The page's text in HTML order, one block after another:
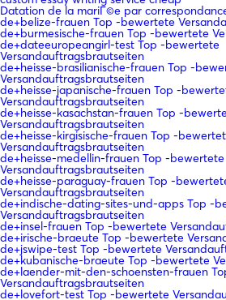
Datation de la mariГ©e par
de+belize-frauen Top -bewertete
de+burmesische-frauen Top -bewertete
de+dateeuropeangirl-test Top -bewertete
Versandauftragsbrautseiten
de+heisse-brasilianische-frauen Top -
Versandauftragsbrautseiten
de+heisse-japanische-frauen Top -
Versandauftragsbrautseiten
de+heisse-kasachstan-frauen Top -
Versandauftragsbrautseiten
de+heisse-kirgisische-frauen Top -
Versandauftragsbrautseiten
de+heisse-medellin-frauen Top -bewertete
Versandauftragsbrautseiten
de+heisse-paraguay-frauen Top -
Versandauftragsbrautseiten
de+indische-dating-sites-und-apps Top -
Versandauftragsbrautseiten
de+insel-frauen Top -bewertete
de+irische-braeute Top -bewertete
de+jswipe-test Top -bewertete
de+kubanische-braeute Top -bewertete
de+laender-mit-den-schoensten-frauen
Versandauftragsbrautseiten
de+lovefort-test Top -bewertete